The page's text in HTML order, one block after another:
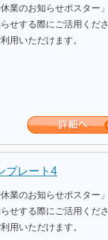
業のお知らせポスター」
せする際にご活用くださ
用いただけます。
プレート4
業のお知らせポスター」
せする際にご活用くださ
用いただけます。